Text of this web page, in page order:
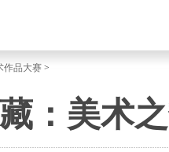
作品大赛 >
：美术